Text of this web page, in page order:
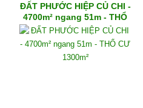
ĐẤT PHƯỚC HIỆP CỦ CHI -
4700m² ngang 51m - THỔ
CƯ 1300m²